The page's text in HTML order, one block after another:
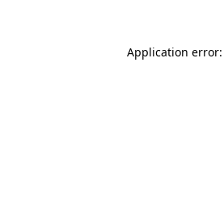
Application